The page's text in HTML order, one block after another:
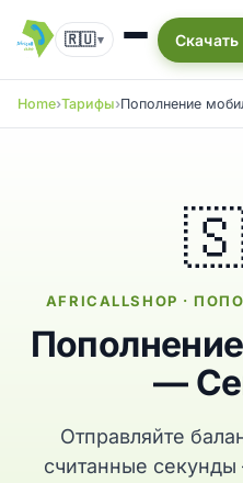
🇷🇺▾
Home Тарифы Пополнение
AFRICALLSHOP ·
—
Отправляйте
считанные